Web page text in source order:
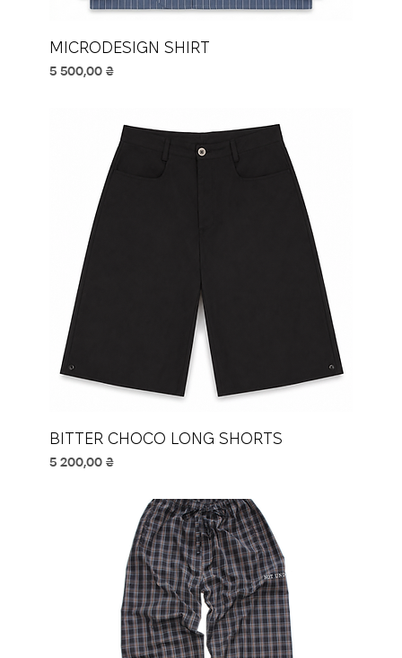
MICRODESIGN SHIRT
Ціна
5 500,00 ₴
BITTER CHOCO LONG SHORTS
Ціна
5 200,00 ₴